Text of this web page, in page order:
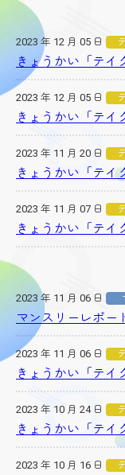
2023 年 12 月 05 日
きょうかい「テイ
2023 年 12 月 05 日
きょうかい「テイ
2023 年 11 月 20 日
きょうかい「テイ
2023 年 11 月 07 日
きょうかい「テイ
2023 年 11 月 06 日
マンスリーレポー
2023 年 11 月 06 日
きょうかい「テイ
2023 年 10 月 24 日
きょうかい「テイ
2023 年 10 月 16 日